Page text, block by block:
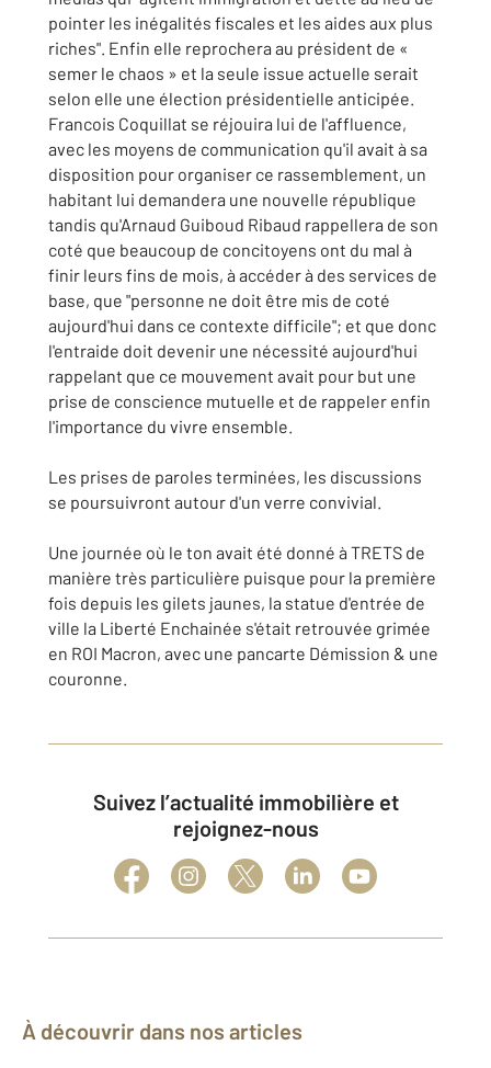
pointer les inégalités fiscales et les aides aux plus
riches". Enfin elle reprochera au président de «
semer le chaos » et la seule issue actuelle serait
selon elle une élection présidentielle anticipée.
Francois Coquillat se réjouira lui de l'affluence,
avec les moyens de communication qu'il avait à sa
disposition pour organiser ce rassemblement, un
habitant lui demandera une nouvelle république
tandis qu'Arnaud Guiboud Ribaud rappellera de son
coté que beaucoup de concitoyens ont du mal à
finir leurs fins de mois, à accéder à des services de
base, que "personne ne doit être mis de coté
aujourd'hui dans ce contexte difficile"; et que donc
l'entraide doit devenir une nécessité aujourd'hui
rappelant que ce mouvement avait pour but une
prise de conscience mutuelle et de rappeler enfin
l'importance du vivre ensemble.
Les prises de paroles terminées, les discussions
se poursuivront autour d'un verre convivial.
Une journée où le ton avait été donné à TRETS de
manière très particulière puisque pour la première
fois depuis les gilets jaunes, la statue d'entrée de
ville la Liberté Enchainée s'était retrouvée grimée
en ROI Macron, avec une pancarte Démission & une
couronne.
Suivez l’actualité immobilière et
rejoignez-nous
À découvrir dans nos articles